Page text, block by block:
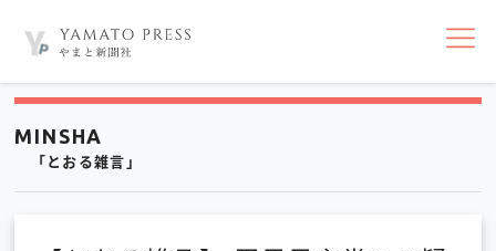
nav
MINSHA
「とおる雑言」